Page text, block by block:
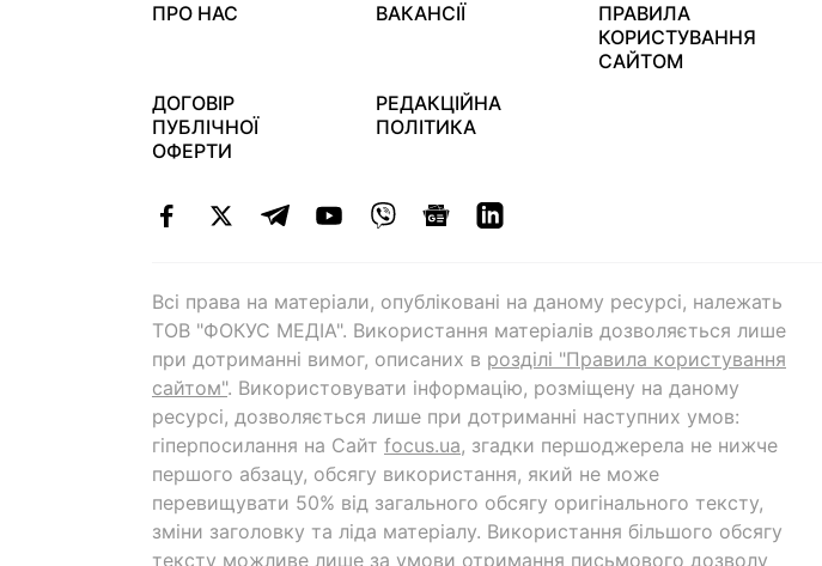
ПРО НАС
ВАКАНСІЇ
ПРАВИЛА
КОРИСТУВАННЯ
САЙТОМ
ДОГОВІР
ПУБЛІЧНОЇ
ОФЕРТИ
РЕДАКЦІЙНА
ПОЛІТИКА
Всі права на матеріали, опубліковані на даному ресурсі, належать
ТОВ "ФОКУС МЕДІА". Використання матеріалів дозволяється лише
при дотриманні вимог, описаних в розділі "Правила користування
сайтом". Використовувати інформацію, розміщену на даному
ресурсі, дозволяється лише при дотриманні наступних умов:
гіперпосилання на Cайт focus.ua, згадки першоджерела не нижче
першого абзацу, обсягу використання, який не може
перевищувати 50% від загального обсягу оригінального тексту,
зміни заголовку та ліда матеріалу. Використання більшого обсягу
тексту можливе лише за умови отримання письмового дозволу